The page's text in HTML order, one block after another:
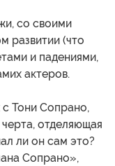
со своими
развитии (что
и падениями,
актеров.
Тони Сопрано,
отделяющая
ли он сам это?
Сопрано»,